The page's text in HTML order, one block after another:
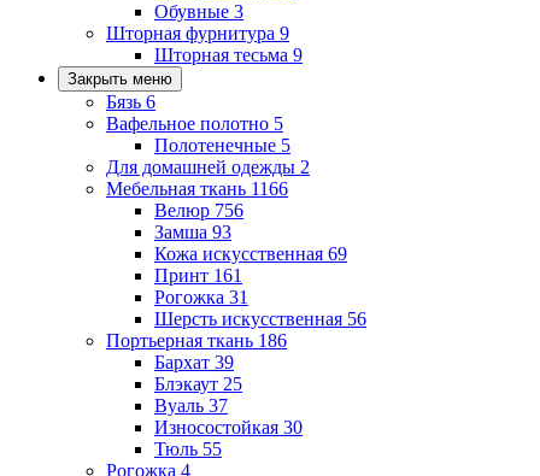
Обувные 3
Шторная фурнитура 9
Шторная тесьма 9
Закрыть меню
Бязь 6
Вафельное полотно 5
Полотенечные 5
Для домашней одежды 2
Мебельная ткань 1166
Велюр 756
Замша 93
Кожа искусственная 69
Принт 161
Рогожка 31
Шерсть искусственная 56
Портьерная ткань 186
Бархат 39
Блэкаут 25
Вуаль 37
Износостойкая 30
Тюль 55
Рогожка 4